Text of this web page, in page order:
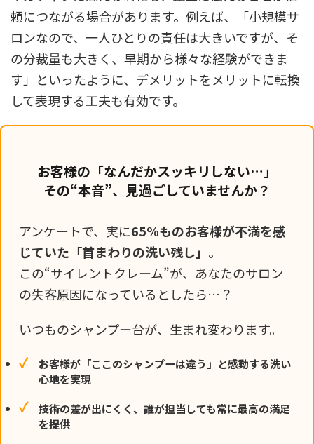
頼につながる場合があります。例えば、「小規模サ
ロンなので、一人ひとりの責任は大きいですが、そ
の分裁量も大きく、早期から様々な経験ができま
す」といったように、デメリットをメリットに転換
して表現する工夫も有効です。
お客様の「なんだかスッキリしない…」
その“本音”、見過ごしていませんか？
アンケートで、実に65%ものお客様が不満を感
じていた「首まわりの洗い残し」 。
この“サイレントクレーム”が、あなたのサロン
の失客原因になっているとしたら…？
いつものシャンプー台が、生まれ変わります。
お客様が「ここのシャンプーは違う」と感動する洗い
心地を実現
技術の差が出にくく、誰が担当しても常に最高の満足
を提供